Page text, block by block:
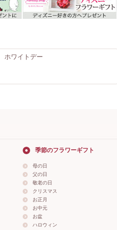
ホワイトデー
季節のフラワーギフト
母の日
父の日
敬老の日
クリスマス
お正月
お中元
お盆
ハロウィン